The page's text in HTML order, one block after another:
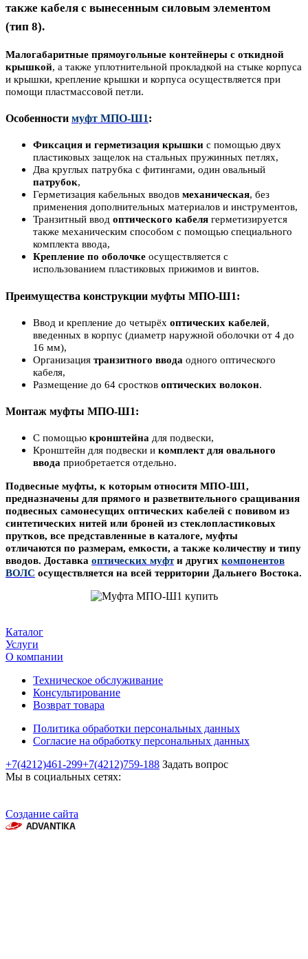
также кабеля с вынесенным силовым элементом
(тип 8).
Малогабаритные прямоугольные контейнеры с откидной
крышкой, а также уплотнительной прокладкой на стыке корпуса
и крышки, крепление крышки и корпуса осуществляется при
помощи пластмассовой петли.
Особенности муфт МПО-Ш1:
Фиксация и герметизация крышки с помощью двух
пластиковых защелок на стальных пружинных петлях,
Два круглых патрубка с фитингами, один овальный
патрубок,
Герметизация кабельных вводов механическая, без
применения дополнительных материалов и инструментов,
Транзитный ввод оптического кабеля герметизируется
также механическим способом с помощью специального
комплекта ввода,
Крепление по оболочке осуществляется с
использованием пластиковых прижимов и винтов.
Преимущества конструкции муфты МПО-Ш1:
Ввод и крепление до четырёх оптических кабелей,
введенных в корпус (диаметр наружной оболочки от 4 до
16 мм),
Организация транзитного ввода одного оптического
кабеля,
Размещение до 64 сростков оптических волокон.
Монтаж муфты МПО-Ш1:
С помощью кронштейна для подвески,
Кронштейн для подвески и комплект для овального
ввода приобретается отдельно.
Подвесные муфты, к которым относитя МПО-Ш1,
предназначены для прямого и разветвительного сращивания
подвесных самонесущих оптических кабелей с повивом из
синтетических нитей или броней из стеклопластиковых
прутков, все представленные в каталоге, муфты
отличаются по размерам, емкости, а также количеству и типу
вводов. Доставка оптических муфт и других компонентов
ВОЛС осуществляется на всей территории Дальнего Востока.
Каталог
Услуги
О компании
Техническое обслуживание
Консультирование
Возврат товара
Политика обработки персональных данных
Согласие на обработку персональных данных
+7(4212)461-299+7(4212)759-188 Задать вопрос
Мы в социальных сетях:
Создание сайта